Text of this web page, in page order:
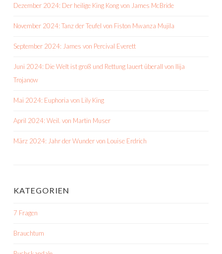
Dezember 2024: Der heilige King Kong von James McBride
November 2024: Tanz der Teufel von Fiston Mwanza Mujila
September 2024: James von Percival Everett
Juni 2024: Die Welt ist groß und Rettung lauert überall von Ilija
Trojanow
Mai 2024: Euphoria von Lily King
April 2024: Weil. von Martin Muser
März 2024: Jahr der Wunder von Louise Erdrich
KATEGORIEN
7 Fragen
Brauchtum